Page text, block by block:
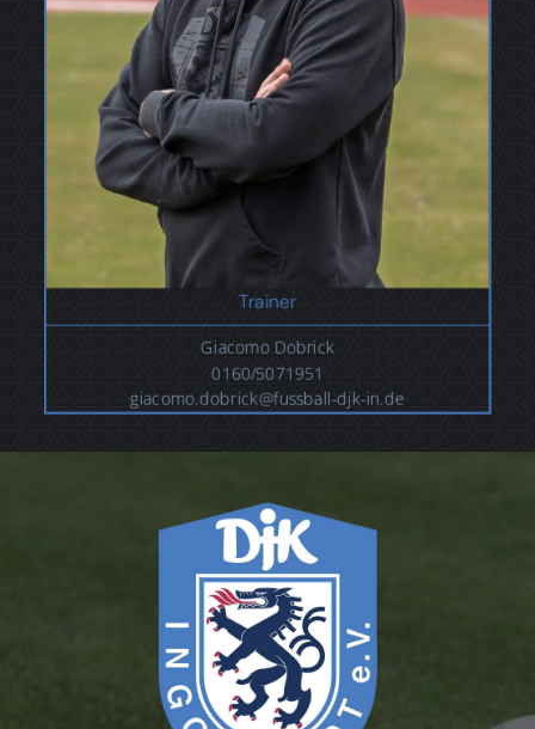
Trainer
Giacomo Dobrick
0160/5071951
giacomo.dobrick@fussball-djk-in.de